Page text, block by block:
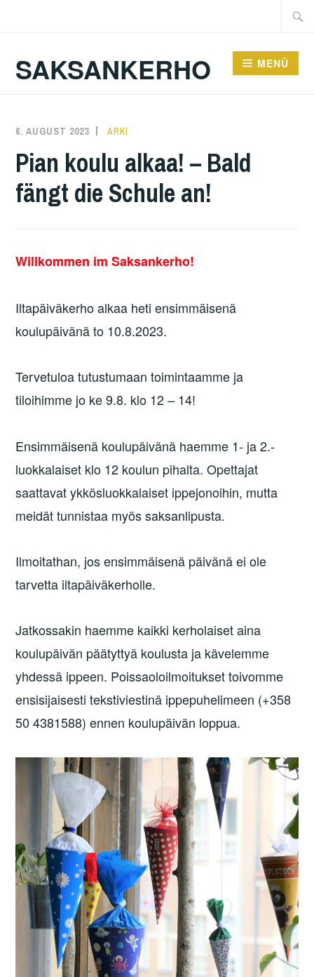
Suche
SAKSANKERHO MENÜ
6. AUGUST 2023 KAREN
ARKI
Pian koulu alkaa! – Bald
fängt die Schule an!
Willkommen im Saksankerho!
Iltapäiväkerho alkaa heti ensimmäisenä
koulupäivänä to 10.8.2023.
Tervetuloa tutustumaan toimintaamme ja
tiloihimme jo ke 9.8. klo 12 – 14!
Ensimmäisenä koulupäivänä haemme 1- ja 2.-
luokkalaiset klo 12 koulun pihalta. Opettajat
saattavat ykkösluokkalaiset ippejonoihin, mutta
meidät tunnistaa myös saksanlipusta.
Ilmoitathan, jos ensimmäisenä päivänä ei ole
tarvetta iltapäiväkerholle.
Jatkossakin haemme kaikki kerholaiset aina
koulupäivän päätyttyä koulusta ja kävelemme
yhdessä ippeen. Poissaoloilmoitukset toivomme
ensisijaisesti tekstiviestinä ippepuhelimeen (+358
50 4381588) ennen koulupäivän loppua.